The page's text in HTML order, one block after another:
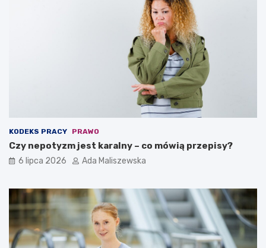
KODEKS PRACY PRAWO
Czy nepotyzm jest karalny – co mówią przepisy?
6 lipca 2026 Ada Maliszewska